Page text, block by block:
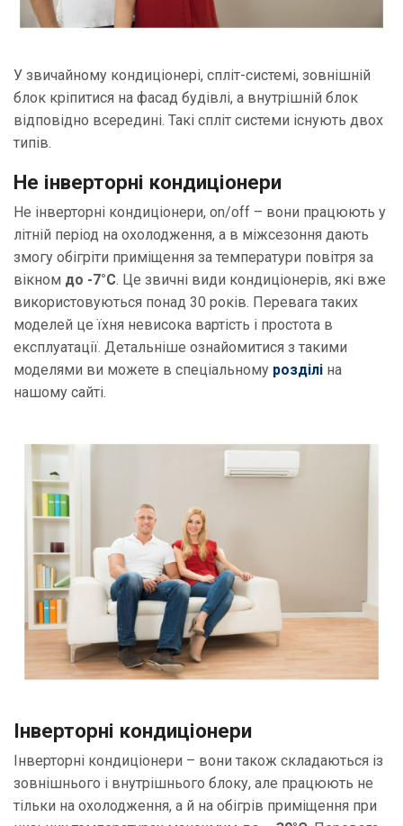
У звичайному кондиціонері, спліт-системі, зовнішній
блок кріпитися на фасад будівлі, а внутрішній блок
відповідно всередині. Такі спліт системи існують двох
типів.
Не інверторні кондиціонери
Не інверторні кондиціонери, on/off – вони працюють у
літній період на охолодження, а в міжсезоння дають
змогу обігріти приміщення за температури повітря за
вікном до -7°C. Це звичні види кондиціонерів, які вже
використовуються понад 30 років. Перевага таких
моделей це їхня невисока вартість і простота в
експлуатації. Детальніше ознайомитися з такими
моделями ви можете в спеціальному розділі на
нашому сайті.
Інверторні кондиціонери
Інверторні кондиціонери – вони також складаються із
зовнішнього і внутрішнього блоку, але працюють не
тільки на охолодження, а й на обігрів приміщення при